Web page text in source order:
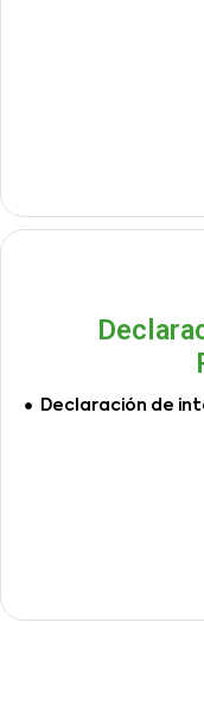
Declaración de